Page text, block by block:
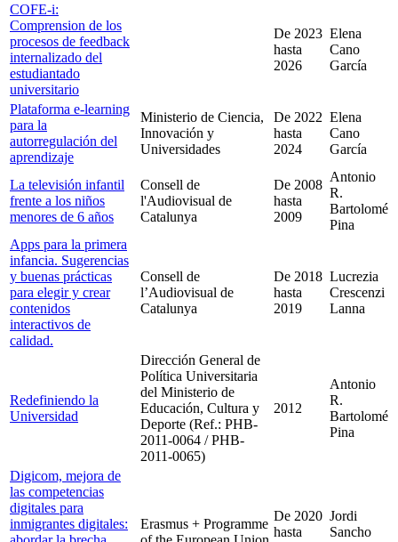
COFE-i:
Comprension de los
procesos de feedback
internalizado del
estudiantado
universitario
De 2023
hasta
2026
Elena
Cano
García
Plataforma e-learning
para la
autorregulación del
aprendizaje
Ministerio de Ciencia,
Innovación y
Universidades
De 2022
hasta
2024
Elena
Cano
García
La televisión infantil
frente a los niños
menores de 6 años
Consell de
l'Audiovisual de
Catalunya
De 2008
hasta
2009
Antonio
R.
Bartolomé
Pina
Apps para la primera
infancia. Sugerencias
y buenas prácticas
para elegir y crear
contenidos
interactivos de
calidad.
Consell de
l’Audiovisual de
Catalunya
De 2018
hasta
2019
Lucrezia
Crescenzi
Lanna
Redefiniendo la
Universidad
Dirección General de
Política Universitaria
del Ministerio de
Educación, Cultura y
Deporte (Ref.: PHB-
2011-0064 / PHB-
2011-0065)
2012
Antonio
R.
Bartolomé
Pina
Digicom, mejora de
las competencias
digitales para
inmigrantes digitales:
Erasmus + Programme
De 2020
hasta
Jordi
Sancho